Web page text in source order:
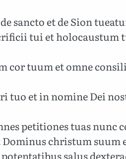
sancto et de Sion
tui et holocaustum
cor tuum et omne
tuo et in nomine Dei
petitiones tuas nunc
christum suum
salus